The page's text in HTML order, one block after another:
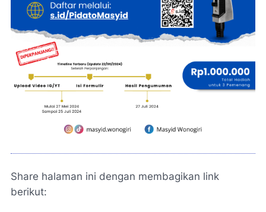
Share halaman ini dengan membagikan link
berikut: